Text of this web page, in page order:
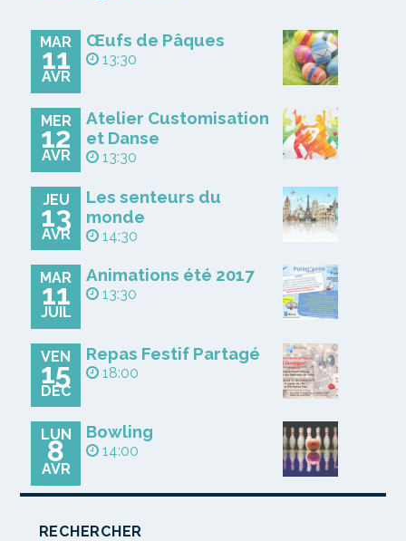
MAR
11
AVR
Œufs de Pâques
13:30
MER
12
AVR
Atelier Customisation
et Danse
13:30
JEU
13
AVR
Les senteurs du
monde
14:30
MAR
11
JUIL
Animations été 2017
13:30
VEN
15
DÉC
Repas Festif Partagé
18:00
LUN
8
AVR
Bowling
14:00
RECHERCHER